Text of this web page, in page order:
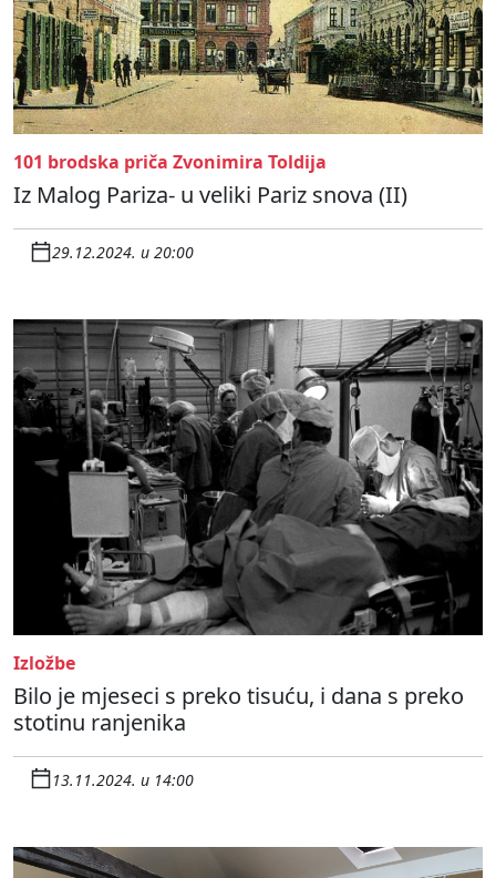
101 brodska priča Zvonimira Toldija
Iz Malog Pariza- u veliki Pariz snova (II)
29.12.2024. u 20:00
Izložbe
Bilo je mjeseci s preko tisuću, i dana s preko
stotinu ranjenika
13.11.2024. u 14:00